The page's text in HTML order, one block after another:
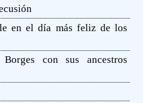
en el día más feliz de los
con sus ancestros